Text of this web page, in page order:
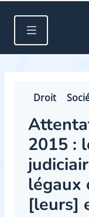
Droit
2015 :
légaux
[leurs]